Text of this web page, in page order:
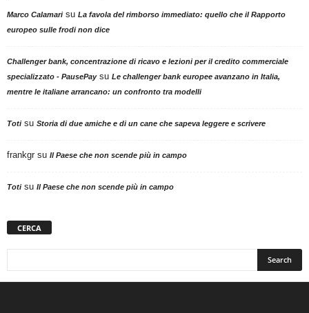
Marco Calamarisu La favola del rimborso immediato: quello che il Rapporto
europeo sulle frodi non dice
Challenger bank, concentrazione di ricavo e lezioni per il credito commerciale
specializzato - PausePaysu Le challenger bank europee avanzano in Italia,
mentre le italiane arrancano: un confronto tra modelli
Totisu Storia di due amiche e di un cane che sapeva leggere e scrivere
frankgr su Il Paese che non scende più in campo
Totisu Il Paese che non scende più in campo
CERCA